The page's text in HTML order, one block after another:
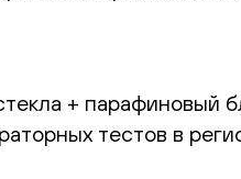
+ парафиновый
тестов в